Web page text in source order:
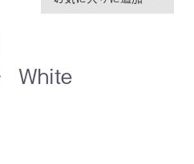
White